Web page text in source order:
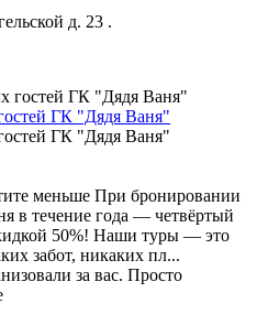
д. 23 .
ГК "Дядя Ваня"
ГК "Дядя Ваня"
меньше При бронировании
в течение года — четвёртый
50%! Наши туры — это
забот, никаких пл...
за вас. Просто